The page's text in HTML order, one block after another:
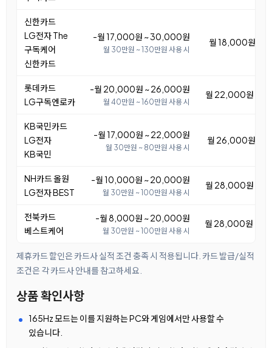
신한카드
LG전자 The
구독케어
신한카드
-월 17,000원 ~ 30,000원
월 30만원 ~ 130만원 사용 시
월 18,000원 ~
롯데카드
LG구독엔로카
-월 20,000원 ~ 26,000원
월 40만원 ~ 160만원 사용 시
월 22,000원 ~
KB국민카드
LG전자
KB국민
-월 17,000원 ~ 22,000원
월 30만원 ~ 80만원 사용 시
월 26,000원 ~
NH카드 올원
LG전자 BEST
-월 10,000원 ~ 20,000원
월 30만원 ~ 100만원 사용 시
월 28,000원 ~
전북카드
베스트케어
-월 8,000원 ~ 20,000원
월 30만원 ~ 100만원 사용 시
월 28,000원 ~
제휴카드 할인은 카드사 실적 조건 충족 시 적용됩니다. 카드 발급/실적
조건은 각 카드사 안내를 참고하세요.
상품 확인사항
165Hz 모드는 이를 지원하는 PC와 게임에서만 사용할 수
있습니다.